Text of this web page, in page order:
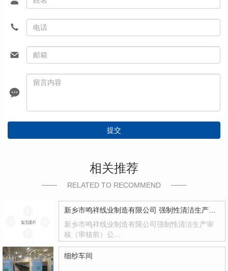
提交
相关推荐
RELATED TO RECOMMEND
新乡市鸣祥线业制造有限公司强制性清洁生产审
核（审核前）公…
细纱车间